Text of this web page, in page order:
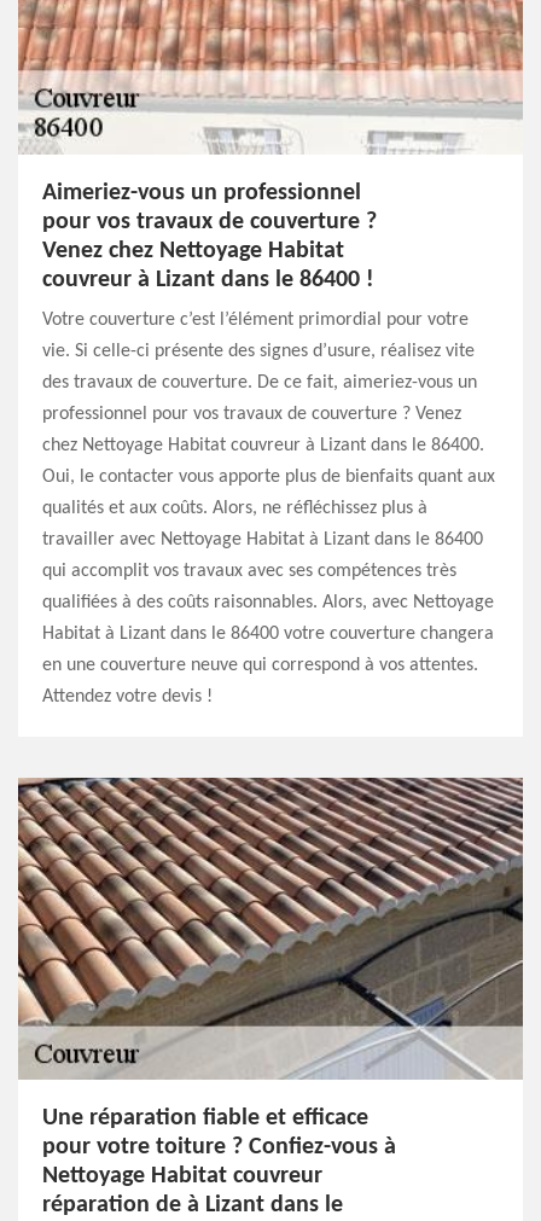
Aimeriez-vous un professionnel
pour vos travaux de couverture ?
Venez chez Nettoyage Habitat
couvreur à Lizant dans le 86400 !
Votre couverture c’est l’élément primordial pour votre
vie. Si celle-ci présente des signes d’usure, réalisez vite
des travaux de couverture. De ce fait, aimeriez-vous un
professionnel pour vos travaux de couverture ? Venez
chez Nettoyage Habitat couvreur à Lizant dans le 86400.
Oui, le contacter vous apporte plus de bienfaits quant aux
qualités et aux coûts. Alors, ne réfléchissez plus à
travailler avec Nettoyage Habitat à Lizant dans le 86400
qui accomplit vos travaux avec ses compétences très
qualifiées à des coûts raisonnables. Alors, avec Nettoyage
Habitat à Lizant dans le 86400 votre couverture changera
en une couverture neuve qui correspond à vos attentes.
Attendez votre devis !
Une réparation fiable et efficace
pour votre toiture ? Confiez-vous à
Nettoyage Habitat couvreur
réparation de à Lizant dans le